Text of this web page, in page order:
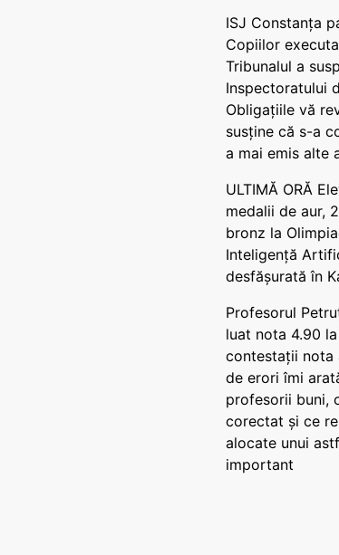
ISJ Constanța
Copiilor
Tribunalul a
Inspectoratului
Obligațiile vă
susține că s-a
a mai emis alte
ULTIMĂ ORĂ
medalii de aur,
bronz la
Inteligență
desfășurată în
Profesorul
luat nota 4.90
contestații nota
de erori îmi
profesorii buni,
corectat și ce
alocate unui
important